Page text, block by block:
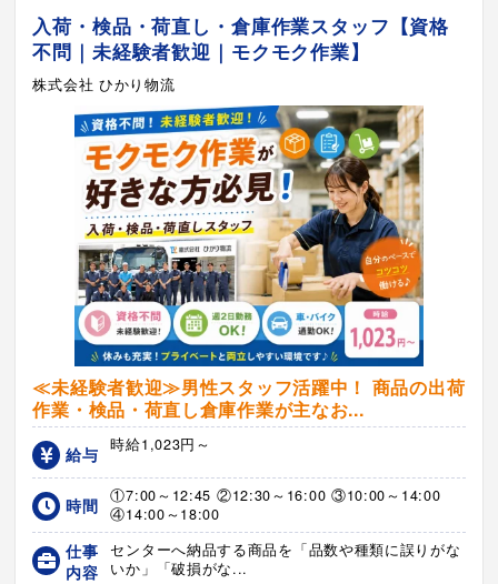
入荷・検品・荷直し・倉庫作業スタッフ【資格
不問｜未経験者歓迎｜モクモク作業】
株式会社 ひかり物流
≪未経験者歓迎≫男性スタッフ活躍中！ 商品の出荷
作業・検品・荷直し倉庫作業が主なお...
給与 時給1,023円～
時間
①7:00～12:45 ②12:30～16:00 ③10:00～14:00
④14:00～18:00
仕事
内容
センターへ納品する商品を「品数や種類に誤りがな
いか」「破損がな...